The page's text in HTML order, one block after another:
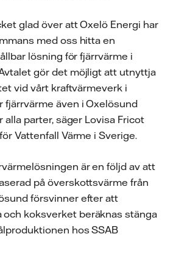
glad över att Oxelö Energi har
med oss hitta en
lösning för fjärrvärme i
gör det möjligt att utnyttja
vid vårt kraftvärmeverk i
fjärrvärme även i Oxelösund
alla parter, säger Lovisa Fricot
Vattenfall Värme i Sverige.
är en följd av att
på överskottsvärme från
försvinner efter att
och koksverket beräknas stänga
hos SSAB